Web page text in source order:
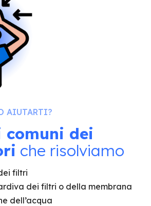
AIUTARTI?
comuni dei
che risolviamo
filtri
dei filtri o della membrana
dell’acqua